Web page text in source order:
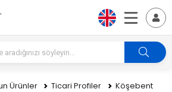
Ürünler Ticari Profiler Köşebent